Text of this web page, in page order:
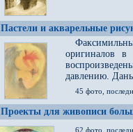
Пастели и акварельные
оригиналов
давлению.
45 фото,
Проекты для живописи
62 фото,